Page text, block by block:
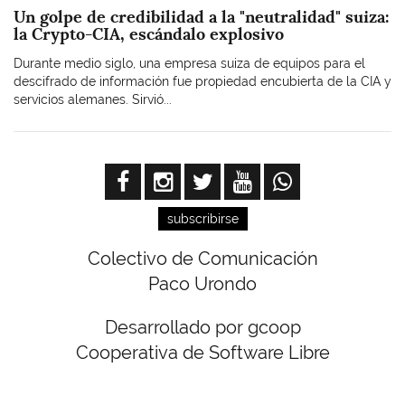
Un golpe de credibilidad a la "neutralidad" suiza:
la Crypto-CIA, escándalo explosivo
Durante medio siglo, una empresa suiza de equipos para el
descifrado de información fue propiedad encubierta de la CIA y
servicios alemanes. Sirvió...
subscribirse
Colectivo de Comunicación
Paco Urondo
Desarrollado por gcoop
Cooperativa de Software Libre